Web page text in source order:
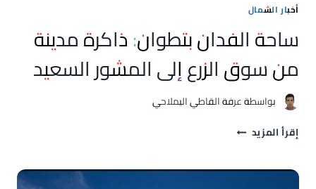
أخبار الشمال
ساحة الفدان بتطوان: ذاكرة مدينة
من سوق الزرع إلى المشور السعيد
بواسطةعرفة القاطي اليملاحي
إقرأ المزيد ساحة
ذاكرة